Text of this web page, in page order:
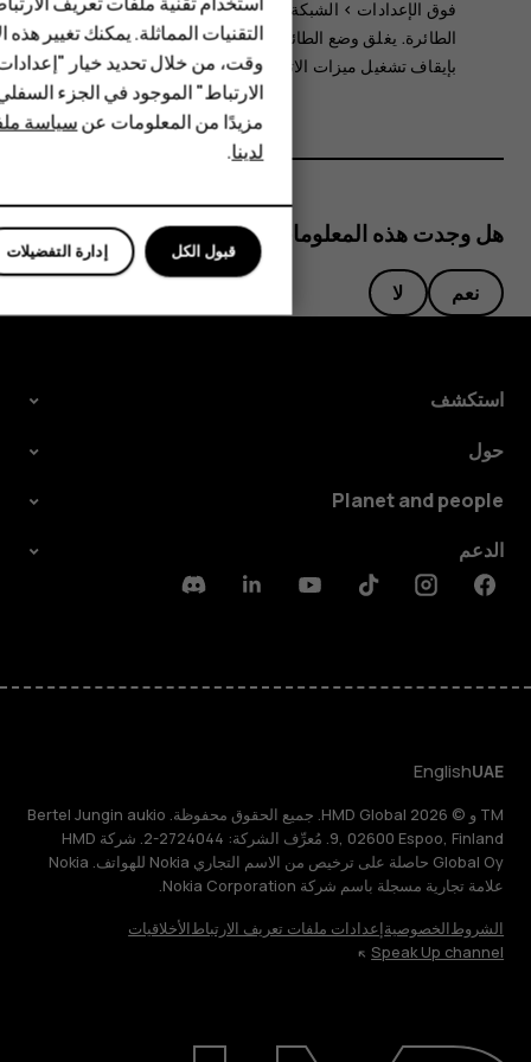
HMD Terra M
HMD DUB
HMD Watch
فوق الإعدادات > الشبكة والإنترنت>إعدادات متقدمة>وضع
الطائرة. يغلق وضع الطائرة الاتصالات بشبكة الجوّال ويقوم
بإيقاف تشغيل ميزات الاتصال اللاسلكي الخاصة بجهازك.
هل وجدت هذه المعلومات مفيدة؟
نعم لا
استكشف
حول
Planet and people
الدعم
Facebook
Instagram
Tiktok
Youtube
Linkedin
Discord
UAE
English
TM و © 2026 HMD Global. جميع الحقوق محفوظة. Bertel Jungin aukio
9, 02600 Espoo, Finland. مُعرِّف الشركة: 2724044-2. شركة HMD
Global Oy حاصلة على ترخيص من الاسم التجاري Nokia للهواتف. Nokia
علامة تجارية مسجلة باسم شركة Nokia Corporation.
الشروطالخصوصيةإعدادات ملفات تعريف الارتباطالأخلاقيات
Speak Up channel
التقنيات المماثلة. يمكنك تغيير
وقت، من خلال تحديد خيار
الارتباط" الموجود في الجزء
مزيدًا من المعلومات عنسياسة
لدينا.
إدارة التفضيلات قبول الكل